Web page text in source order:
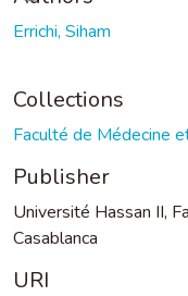
Errichi, Siham
Collections
Faculté de Médecine
Publisher
Université Hassan II,
Casablanca
URI